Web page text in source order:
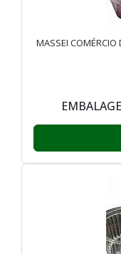
MASSEI COMÉRCIO